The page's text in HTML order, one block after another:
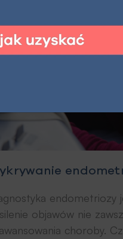
endometriozy
objawów nie
choroby.